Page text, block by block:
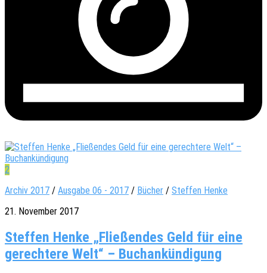
2
Archiv 2017 / Ausgabe 06 - 2017 / Bücher / Steffen Henke
21. November 2017
Steffen Henke „Fließendes Geld für eine
gerechtere Welt“ – Buchankündigung